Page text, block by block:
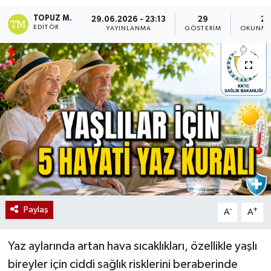
TOPUZ M.
EDITÖR
29.06.2026 - 23:13
YAYINLANMA
29
GÖSTERIM
2
Paylaş A- A+
Yaz aylarında artan hava sıcaklıkları, özellikle yaşlı
bireyler için ciddi sağlık risklerini beraberinde